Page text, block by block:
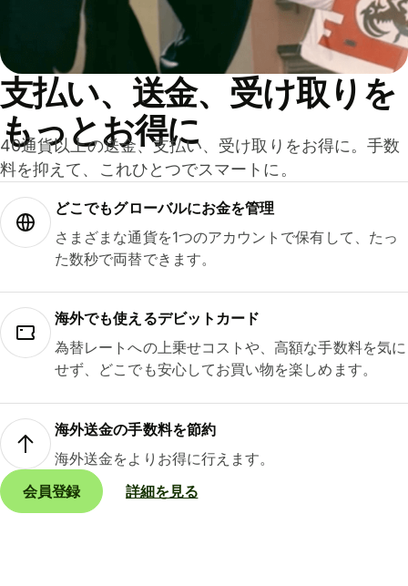
支払い、送金、受け取りを
もっとお得に
40通貨以上の送金、支払い、受け取りをお得に。手数
料を抑えて、これひとつでスマートに。
どこでもグ⁠ロ⁠ー⁠バ⁠ルにお金を管理
さまざまな通貨を1つのアカウントで保有して、たっ
た数秒で両替できます。
海外でも使えるデビットカード
為替レートへの上乗せコストや、高額な手数料を気に
せず、どこでも安心してお買い物を楽しめます。
海外送金の手数料を節約
海外送金をよりお得に行えます。
会員登録
詳細を見る